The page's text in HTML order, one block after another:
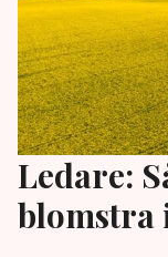
Ledare:
blomstra